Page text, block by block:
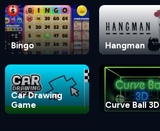
Bingo Hangman
Car Drawing
Game
Curve Ball 3D